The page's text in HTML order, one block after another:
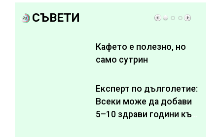
СЪВЕТИ
Кафето е полезно, но
само сутрин
Експерт по дълголетие:
Всеки може да добави
5–10 здрави години към